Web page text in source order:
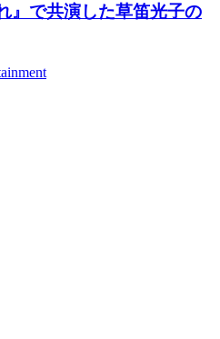
』で共演した草笛光子の